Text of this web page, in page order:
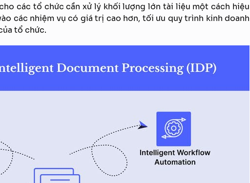
các tổ chức cần xử lý khối lượng lớn tài liệu một cách hiệu
các nhiệm vụ có giá trị cao hơn, tối ưu quy trình kinh doanh
tổ chức.